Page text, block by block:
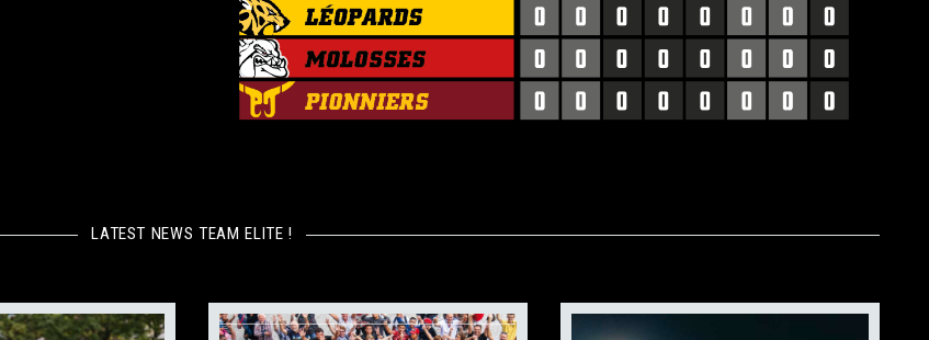
LATEST NEWS TEAM ELITE !